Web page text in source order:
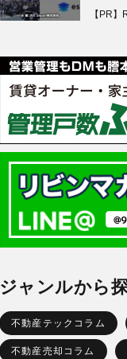
【PR
ジャンルから
不動産テックコラム
不動産売却コラム